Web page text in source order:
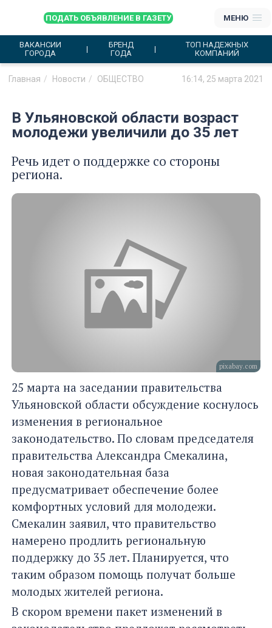
ПОДАТЬ ОБЪЯВЛЕНИЕ В ГАЗЕТУ МЕНЮ
ВАКАНСИИ
ГОРОДА
БРЕНД
ГОДА
ТОП НАДЕЖНЫХ
КОМПАНИЙ
Главная Новости ОБЩЕСТВО 16:14, 25 марта 2021
В Ульяновской области возраст
молодежи увеличили до 35 лет
Речь идет о поддержке со стороны
региона.
pixabay.com
25 марта на заседании правительства
Ульяновской области обсуждение коснулось
изменения в региональное
законодательство. По словам председателя
правительства Александра Смекалина,
новая законодательная база
предусматривает обеспечение более
комфортных условий для молодежи.
Смекалин заявил, что правительство
намерено продлить региональную
поддержку до 35 лет. Планируется, что
таким образом помощь получат больше
молодых жителей региона.
В скором времени пакет изменений в